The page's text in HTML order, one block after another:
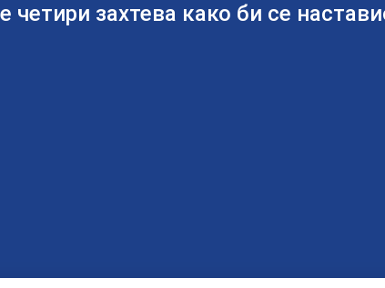
захтева како би се